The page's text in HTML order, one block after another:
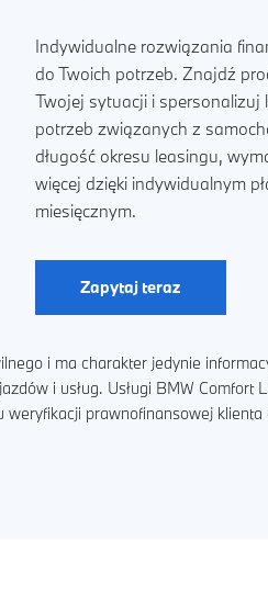
Indywidualne rozwiązania
do Twoich potrzeb. Znajdź
Twojej sytuacji i spersonalizuj
potrzeb związanych z
długość okresu leasingu,
więcej dzięki indywidualnym
miesięcznym.
Zapytaj teraz
i ma charakter jedynie
i usług. Usługi BMW Comfort
prawnofinansowej